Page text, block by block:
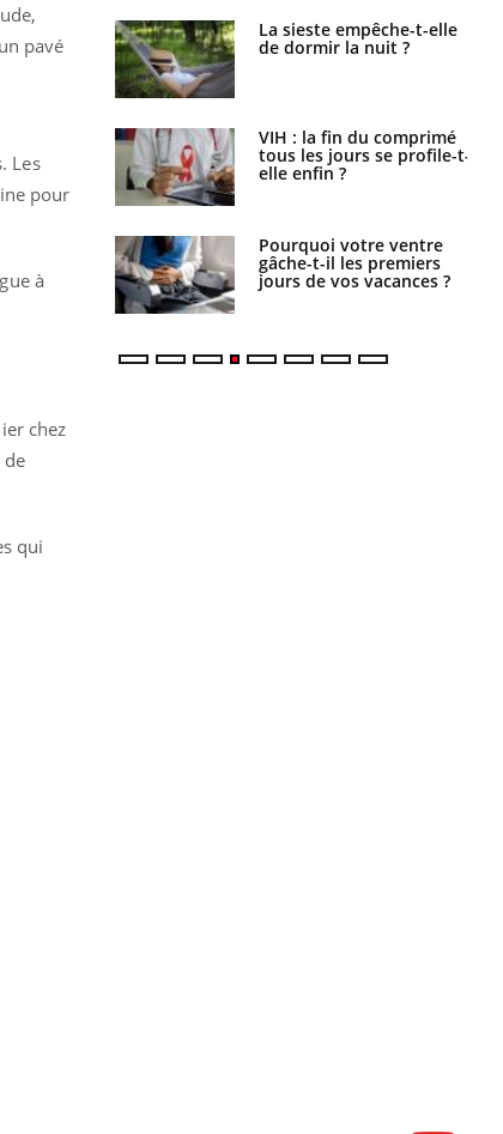
pavé
Les
pour
à
chez
de
qui
dengue,
se passe-
de la
aussi les os
La sieste empêche-t-elle
de dormir la nuit ?
VIH : la fin du comprimé
tous les jours se profile-t-
elle enfin ?
Pourquoi votre ventre
gâche-t-il les premiers
jours de vos vacances ?